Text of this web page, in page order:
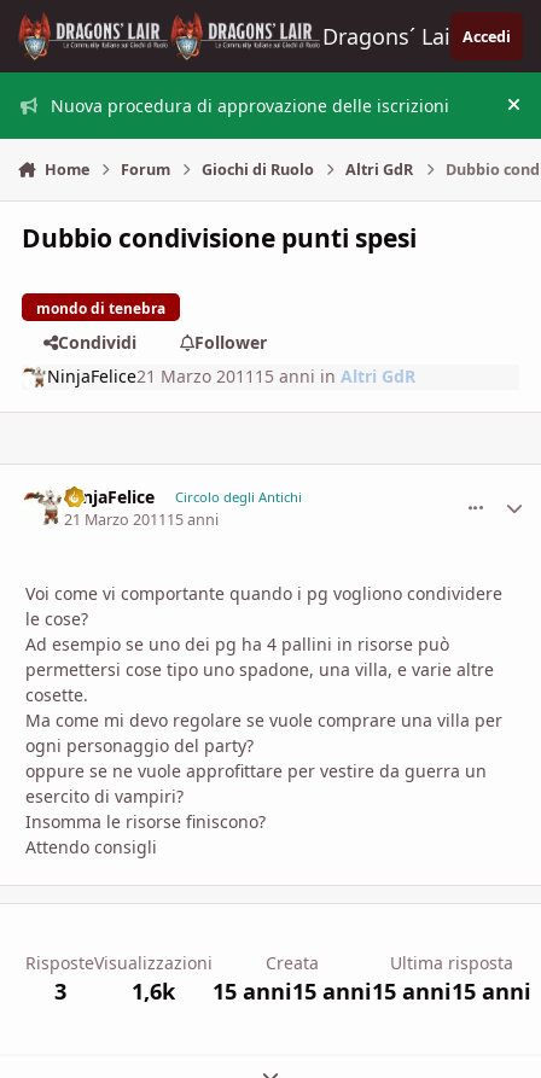
Vai al contenuto
Dragons´ Lair Accedi
Nuova procedura di approvazione delle iscrizioni
Home Forum Giochi di Ruolo Altri GdR Dubbio
Dubbio condivisione punti spesi
mondo di tenebra
Condividi
Follower
NinjaFelice21 Marzo 2011 15 anni inAltri GdR
NinjaFelice Circolo degli Antichi
21 Marzo 201115 anni
Voi come vi comportante quando i pg vogliono condividere
le cose?
Ad esempio se uno dei pg ha 4 pallini in risorse può
permettersi cose tipo uno spadone, una villa, e varie altre
cosette.
Ma come mi devo regolare se vuole comprare una villa per
ogni personaggio del party?
oppure se ne vuole approfittare per vestire da guerra un
esercito di vampiri?
Insomma le risorse finiscono?
Attendo consigli
Risposte
3
Visualizzazioni
1,6k
Creata
15 anni15 anni
Ultima risposta
15 anni15 anni